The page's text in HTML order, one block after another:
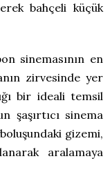
bahçeli küçük
sinemasının en
zirvesinde yer
bir ideali temsil
şaşırtıcı sinema
gizemi,
aralamaya